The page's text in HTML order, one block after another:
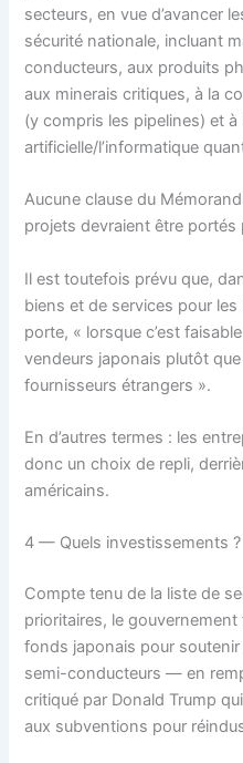
secteurs, en vue d’avancer
sécurité nationale, incluant
conducteurs, aux produits
aux minerais critiques, à la
(y compris les pipelines) et à
artificielle/l’informatique
Aucune clause du
projets devraient être
Il est toutefois prévu que,
biens et de services pour
porte, « lorsque c’est
vendeurs japonais plutôt
fournisseurs étrangers ».
En d’autres termes : les
donc un choix de repli,
américains.
4 — Quels investissements ?
Compte tenu de la liste de
prioritaires, le
fonds japonais pour
semi-conducteurs — en
critiqué par Donald Trump
aux subventions pour